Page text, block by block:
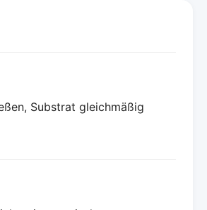
Substrat gleichmäßig